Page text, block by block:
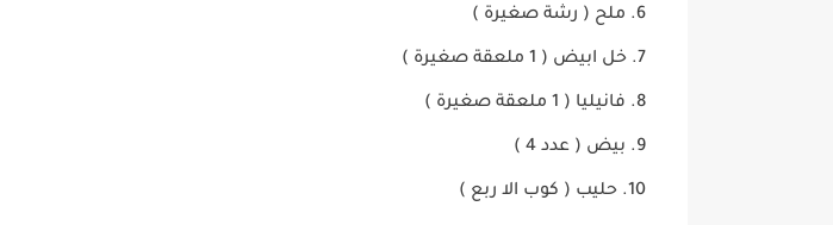
ملح ( رشة صغيرة )
خل ابيض ( 1 ملعقة صغيرة )
فانيليا ( 1 ملعقة صغيرة )
بيض ( عدد 4 )
حليب ( كوب الا ربع )